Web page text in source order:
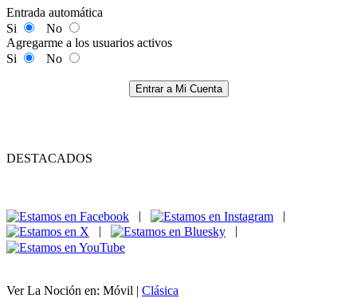
Entrada automática
Si
No
Agregarme a los usuarios activos
Si
No
Entrar a Mi Cuenta
DESTACADOS
|
|
|
|
Ver La Noción en: Móvil | Clásica